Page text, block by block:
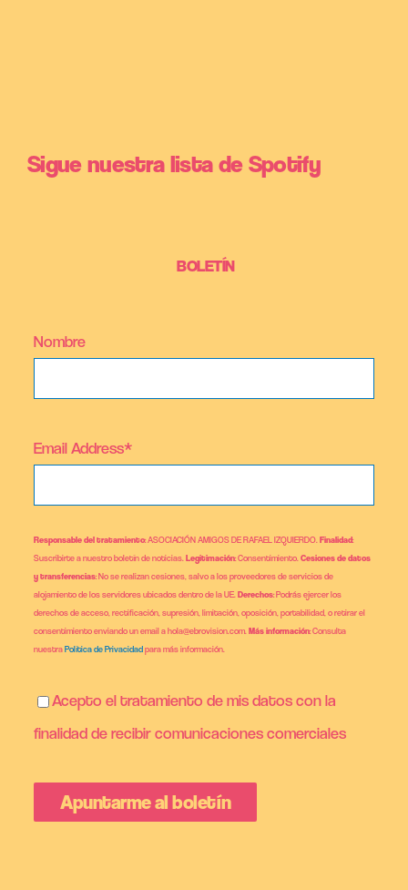
Sigue nuestra lista de Spotify
BOLETÍN
Nombre
Email Address*
Responsable del tratamiento: ASOCIACIÓN AMIGOS DE RAFAEL IZQUIERDO.Finalidad:
Suscribirte a nuestro boletín de noticias.Legitimación: Consentimiento.Cesiones de datos
y transferencias: No se realizan cesiones, salvo a los proveedores de servicios de
alojamiento de los servidores ubicados dentro de la UE.Derechos: Podrás ejercer los
derechos de acceso, rectificación, supresión, limitación, oposición, portabilidad, o retirar el
consentimiento enviando un email a hola@ebrovision.com.Más información: Consulta
nuestraPolítica de Privacidadpara más información.
Acepto el tratamiento de mis datos con la
finalidad de recibir comunicaciones comerciales